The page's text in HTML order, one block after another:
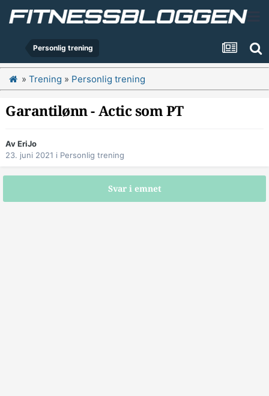
Personlig trening
» Trening » Personlig trening
Garantilønn - Actic som PT
AvEriJo
23. juni 2021 i Personlig trening
Svar i emnet